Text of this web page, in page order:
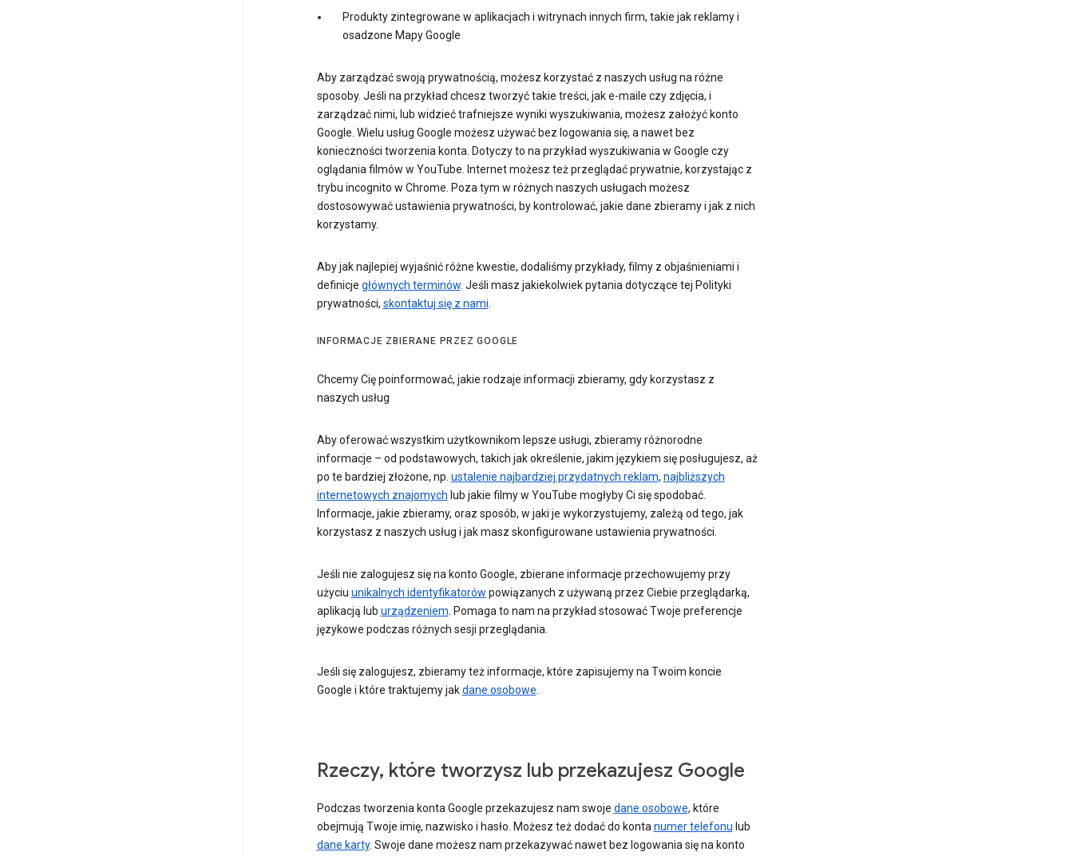
Produkty zintegrowane w aplikacjach i witrynach innych firm, takie jak reklamy i
osadzone Mapy Google
Aby zarządzać swoją prywatnością, możesz korzystać z naszych usług na różne
sposoby. Jeśli na przykład chcesz tworzyć takie treści, jak e-maile czy zdjęcia, i
zarządzać nimi, lub widzieć trafniejsze wyniki wyszukiwania, możesz założyć konto
Google. Wielu usług Google możesz używać bez logowania się, a nawet bez
konieczności tworzenia konta. Dotyczy to na przykład wyszukiwania w Google czy
oglądania filmów w YouTube. Internet możesz też przeglądać prywatnie, korzystając z
trybu incognito w Chrome. Poza tym w różnych naszych usługach możesz
dostosowywać ustawienia prywatności, by kontrolować, jakie dane zbieramy i jak z nich
korzystamy.
Aby jak najlepiej wyjaśnić różne kwestie, dodaliśmy przykłady, filmy z objaśnieniami i
definicje głównych terminów. Jeśli masz jakiekolwiek pytania dotyczące tej Polityki
prywatności, skontaktuj się z nami.
INFORMACJE ZBIERANE PRZEZ GOOGLE
Chcemy Cię poinformować, jakie rodzaje informacji zbieramy, gdy korzystasz z
naszych usług
Aby oferować wszystkim użytkownikom lepsze usługi, zbieramy różnorodne
informacje – od podstawowych, takich jak określenie, jakim językiem się posługujesz, aż
po te bardziej złożone, np. ustalenie najbardziej przydatnych reklam, najbliższych
internetowych znajomych lub jakie filmy w YouTube mogłyby Ci się spodobać.
Informacje, jakie zbieramy, oraz sposób, w jaki je wykorzystujemy, zależą od tego, jak
korzystasz z naszych usług i jak masz skonfigurowane ustawienia prywatności.
Jeśli nie zalogujesz się na konto Google, zbierane informacje przechowujemy przy
użyciu unikalnych identyfikatorów powiązanych z używaną przez Ciebie przeglądarką,
aplikacją lub urządzeniem. Pomaga to nam na przykład stosować Twoje preferencje
językowe podczas różnych sesji przeglądania.
Jeśli się zalogujesz, zbieramy też informacje, które zapisujemy na Twoim koncie
Google i które traktujemy jakdane osobowe.
Rzeczy, które tworzysz lub przekazujesz Google
Podczas tworzenia konta Google przekazujesz nam swoje dane osobowe, które
obejmują Twoje imię, nazwisko i hasło. Możesz też dodać do kontanumer telefonu lub
dane karty. Swoje dane możesz nam przekazywać nawet bez logowania się na konto